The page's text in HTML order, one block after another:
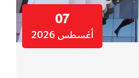
07
أغسطس 2026